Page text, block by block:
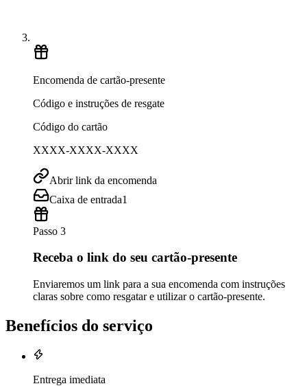
Encomenda de cartão-presente
Código e instruções de resgate
Código do cartão
XXXX-XXXX-XXXX
Abrir link da encomenda
Caixa de entrada1
Passo 3
Receba o link do seu cartão-presente
Enviaremos um link para a sua encomenda com instruções
claras sobre como resgatar e utilizar o cartão-presente.
Benefícios do serviço
Entrega imediata